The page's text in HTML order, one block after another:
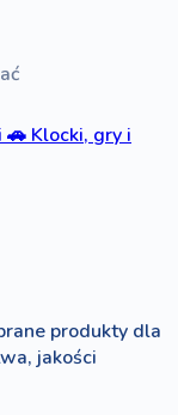
🚗 Klocki, gry i
produkty dla
jakości